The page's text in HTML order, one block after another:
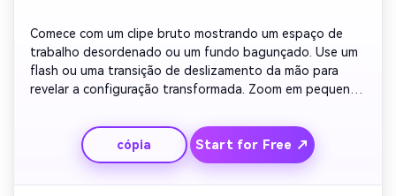
Comece com um clipe bruto mostrando um espaço de
trabalho desordenado ou um fundo bagunçado. Use um
flash ou uma transição de deslizamento da mão para
revelar a configuração transformada. Zoom em pequenos
Adicione legendas rápidas explicando cada melhoria.
Fechar com você sorrindo e convidando os espectadores
a comentar sobre suas próprias transformações.
cópia Start for Free ↗